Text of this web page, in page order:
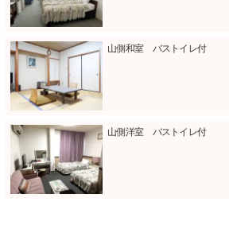
山側和室 バストイレ付
山側洋室 バストイレ付